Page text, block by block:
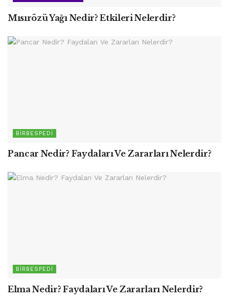
Mısırözü Yağı Nedir? Etkileri Nelerdir?
BIRBESPEDI
Pancar Nedir? Faydaları Ve Zararları Nelerdir?
BIRBESPEDI
Elma Nedir? Faydaları Ve Zararları Nelerdir?